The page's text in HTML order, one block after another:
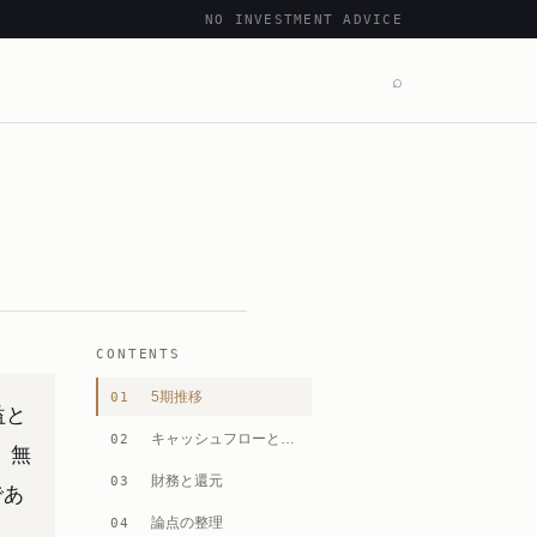
NO INVESTMENT ADVICE
⌕
CONTENTS
01 5期推移
02
03 財務と還元
04 論点の整理
無